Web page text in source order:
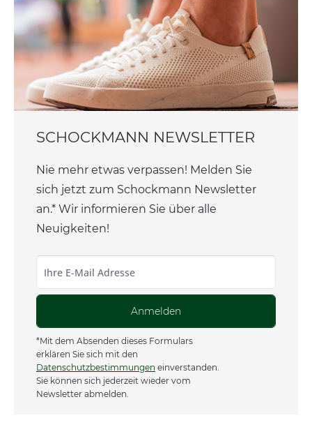
SCHOCKMANN NEWSLETTER
Nie mehr etwas verpassen! Melden Sie
sich jetzt zum Schockmann Newsletter
an.* Wir informieren Sie über alle
Neuigkeiten!
Anmelden
*Mit dem Absenden dieses Formulars
erklären Sie sich mit den
Datenschutzbestimmungen einverstanden.
Sie können sich jederzeit wieder vom
Newsletter abmelden.